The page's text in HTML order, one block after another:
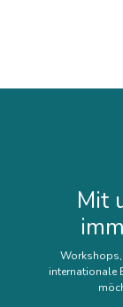
Mit
Workshops,
internationale